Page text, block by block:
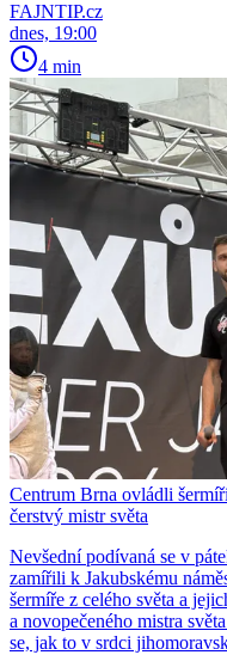
FAJNTIP.cz
dnes, 19:00
4 min
Centrum Brna ovládli
čerstvý mistr světa
Nevšední podívaná se v
zamířili k Jakubskému
šermíře z celého světa a
a novopečeného mistra
se, jak to v srdci